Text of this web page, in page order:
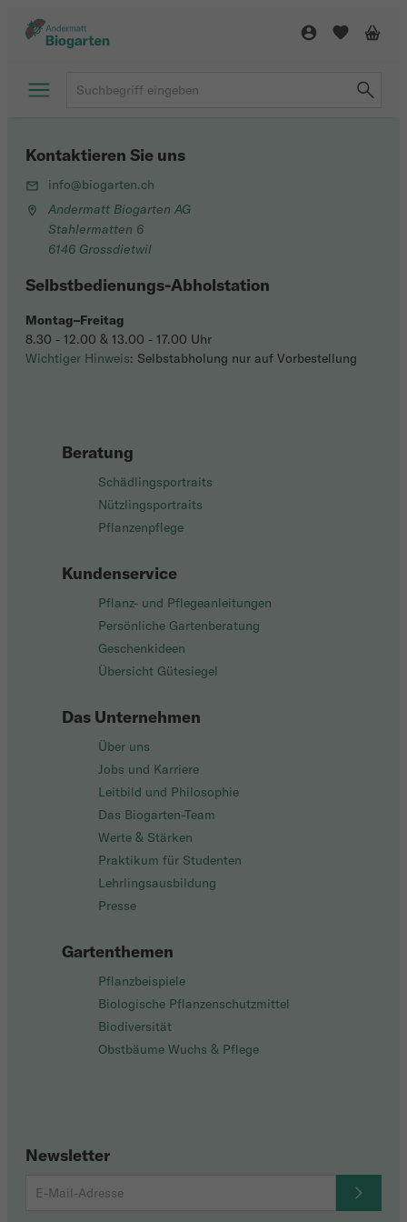
Beratung
Schädlingsportraits
Nützlingsportraits
Pflanzenpflege
Kundenservice
Pflanz- und Pflegeanleitungen
Persönliche Gartenberatung
Geschenkideen
Übersicht Gütesiegel
Das Unternehmen
Über uns
Jobs und Karriere
Leitbild und Philosophie
Das Biogarten-Team
Werte & Stärken
Praktikum für Studenten
Lehrlingsausbildung
Presse
Gartenthemen
Pflanzbeispiele
Biologische Pflanzenschutzmittel
Biodiversität
Obstbäume Wuchs & Pflege
Newsletter
Kontaktieren Sie uns
info@biogarten.ch
Andermatt Biogarten AG
Stahlermatten 6
6146 Grossdietwil
Selbstbedienungs-Abholstation
Montag–Freitag
8.30 - 12.00 & 13.00 - 17.00 Uhr
Wichtiger Hinweis: Selbstabholung nur auf Vorbestellung